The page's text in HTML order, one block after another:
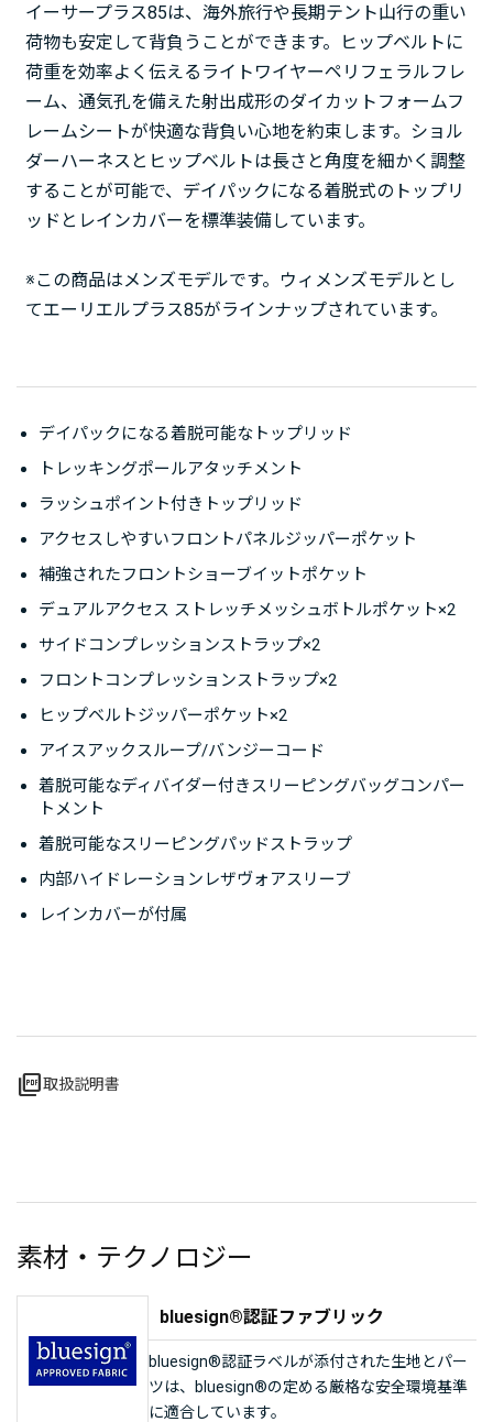
イーサープラス85は、海外旅行や長期テント山行の重い
荷物も安定して背負うことができます。ヒップベルトに
荷重を効率よく伝えるライトワイヤーペリフェラルフレ
ーム、通気孔を備えた射出成形のダイカットフォームフ
レームシートが快適な背負い心地を約束します。ショル
ダーハーネスとヒップベルトは長さと角度を細かく調整
することが可能で、デイパックになる着脱式のトップリ
ッドとレインカバーを標準装備しています。
※この商品はメンズモデルです。ウィメンズモデルとし
てエーリエルプラス85がラインナップされています。
デイパックになる着脱可能なトップリッド
トレッキングポールアタッチメント
ラッシュポイント付きトップリッド
アクセスしやすいフロントパネルジッパーポケット
補強されたフロントショーブイットポケット
デュアルアクセス ストレッチメッシュボトルポケット×2
サイドコンプレッションストラップ×2
フロントコンプレッションストラップ×2
ヒップベルトジッパーポケット×2
アイスアックスループ/バンジーコード
着脱可能なディバイダー付きスリーピングバッグコンパー
トメント
着脱可能なスリーピングパッドストラップ
内部ハイドレーションレザヴォアスリーブ
レインカバーが付属
picture_as_pdf取扱説明書
素材・テクノロジー
bluesign®認証ファブリック
bluesign®認証ラベルが添付された生地とパー
ツは、bluesign®の定める厳格な安全環境基準
に適合しています。